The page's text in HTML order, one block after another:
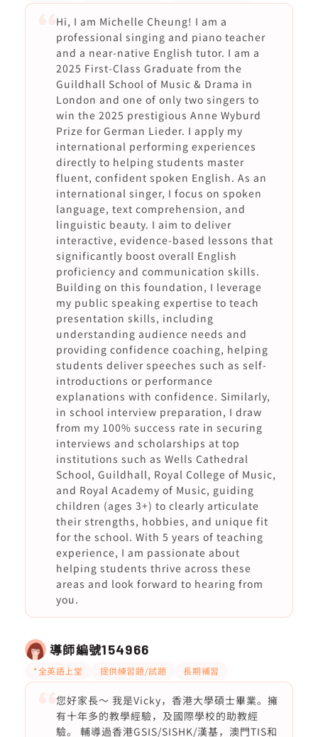
Hi, I am Michelle Cheung! I am a
professional singing and piano teacher
and a near-native English tutor. I am a
2025 First-Class Graduate from the
Guildhall School of Music & Drama in
London and one of only two singers to
win the 2025 prestigious Anne Wyburd
Prize for German Lieder. I apply my
international performing experiences
directly to helping students master
fluent, confident spoken English. As an
international singer, I focus on spoken
language, text comprehension, and
linguistic beauty. I aim to deliver
interactive, evidence-based lessons that
significantly boost overall English
proficiency and communication skills.
Building on this foundation, I leverage
my public speaking expertise to teach
presentation skills, including
understanding audience needs and
providing confidence coaching, helping
students deliver speeches such as self-
introductions or performance
explanations with confidence. Similarly,
in school interview preparation, I draw
from my 100% success rate in securing
interviews and scholarships at top
institutions such as Wells Cathedral
School, Guildhall, Royal College of Music,
and Royal Academy of Music, guiding
children (ages 3+) to clearly articulate
their strengths, hobbies, and unique fit
for the school. With 5 years of teaching
experience, I am passionate about
helping students thrive across these
areas and look forward to hearing from
you.
導師編號154966
*全英語上堂 提供練習題/試題 長期補習
您好家長～ 我是Vicky，香港大學碩士畢業。擁
有十年多的教學經驗，及國際學校的助教經
驗。 輔導過香港GSIS/SISHK/漢基，澳門TIS和